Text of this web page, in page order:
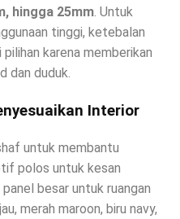
hingga 25mm . Untuk
tinggi, ketebalan
karena memberikan
dan duduk.
Interior
untuk membantu
polos untuk kesan
besar untuk ruangan
merah maroon, biru navy,